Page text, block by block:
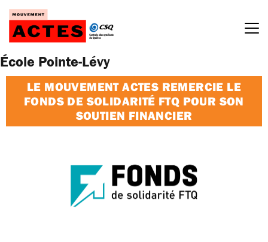
Passer
contenu
École Pointe-Lévy
LE MOUVEMENT ACTES REMERCIE LE
FONDS DE SOLIDARITÉ FTQ POUR SON
SOUTIEN FINANCIER